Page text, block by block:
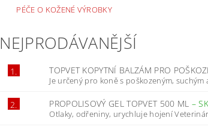
PÉČE O KOŽENÉ VÝROBKY
NEJPRODÁVANĚJŠÍ
1. TOPVET KOPYTNÍ BALZÁM PRO
Je určený pro koně s poškozeným, suchým
2. PROPOLISOVÝ GEL TOPVET 500 ML –
Otlaky, odřeniny, urychluje hojení